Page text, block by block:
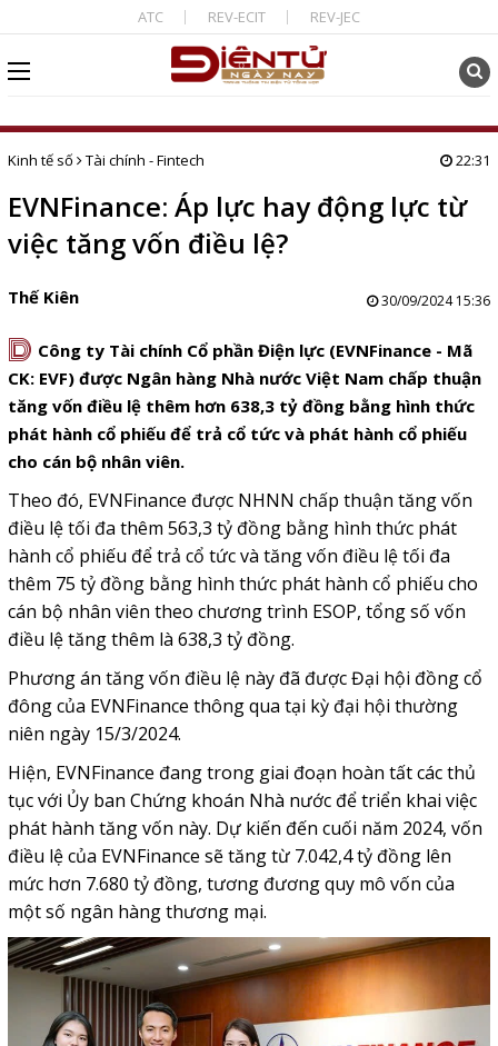
ATC REV-ECIT REV-JEC
Kinh tế số Tài chính - Fintech 22:31
EVNFinance: Áp lực hay động lực từ
việc tăng vốn điều lệ?
Thế Kiên 30/09/2024 15:36
D Công ty Tài chính Cổ phần Điện lực (EVNFinance - Mã
CK: EVF) được Ngân hàng Nhà nước Việt Nam chấp thuận
tăng vốn điều lệ thêm hơn 638,3 tỷ đồng bằng hình thức
phát hành cổ phiếu để trả cổ tức và phát hành cổ phiếu
cho cán bộ nhân viên.
Theo đó, EVNFinance được NHNN chấp thuận tăng vốn
điều lệ tối đa thêm 563,3 tỷ đồng bằng hình thức phát
hành cổ phiếu để trả cổ tức và tăng vốn điều lệ tối đa
thêm 75 tỷ đồng bằng hình thức phát hành cổ phiếu cho
cán bộ nhân viên theo chương trình ESOP, tổng số vốn
điều lệ tăng thêm là 638,3 tỷ đồng.
Phương án tăng vốn điều lệ này đã được Đại hội đồng cổ
đông của EVNFinance thông qua tại kỳ đại hội thường
niên ngày 15/3/2024.
Hiện, EVNFinance đang trong giai đoạn hoàn tất các thủ
tục với Ủy ban Chứng khoán Nhà nước để triển khai việc
phát hành tăng vốn này. Dự kiến đến cuối năm 2024, vốn
điều lệ của EVNFinance sẽ tăng từ 7.042,4 tỷ đồng lên
mức hơn 7.680 tỷ đồng, tương đương quy mô vốn của
một số ngân hàng thương mại.